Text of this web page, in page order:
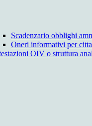
Scadenzario obblighi
Oneri informativi per
OIV o struttura